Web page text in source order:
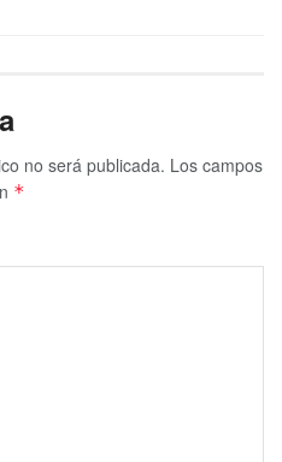
no será publicada. Los campos
*